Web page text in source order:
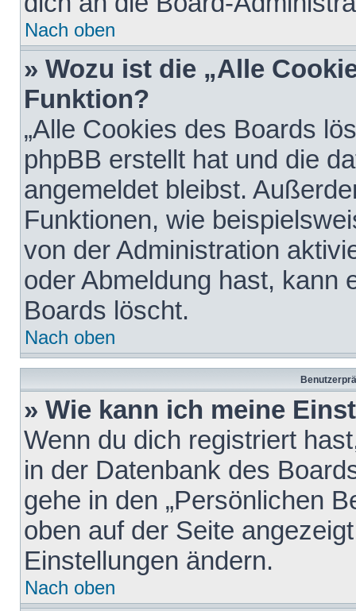
Nach oben
» Wozu ist die „Alle
Funktion?
„Alle Cookies des Boards
phpBB erstellt hat und die
angemeldet bleibst.
Funktionen, wie
von der Administration
oder Abmeldung hast, kann
Boards löscht.
Nach oben
» Wie kann ich meine
Wenn du dich registriert
in der Datenbank des
gehe in den „Persönlichen
oben auf der Seite
Einstellungen ändern.
Nach oben